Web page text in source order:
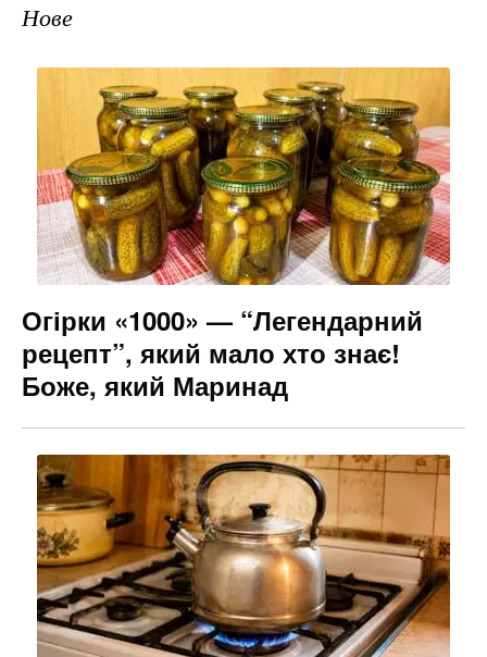
Нове
Огірки «1000» — “Легендарний
рецепт”, який мало хто знає!
Боже, який Маринад